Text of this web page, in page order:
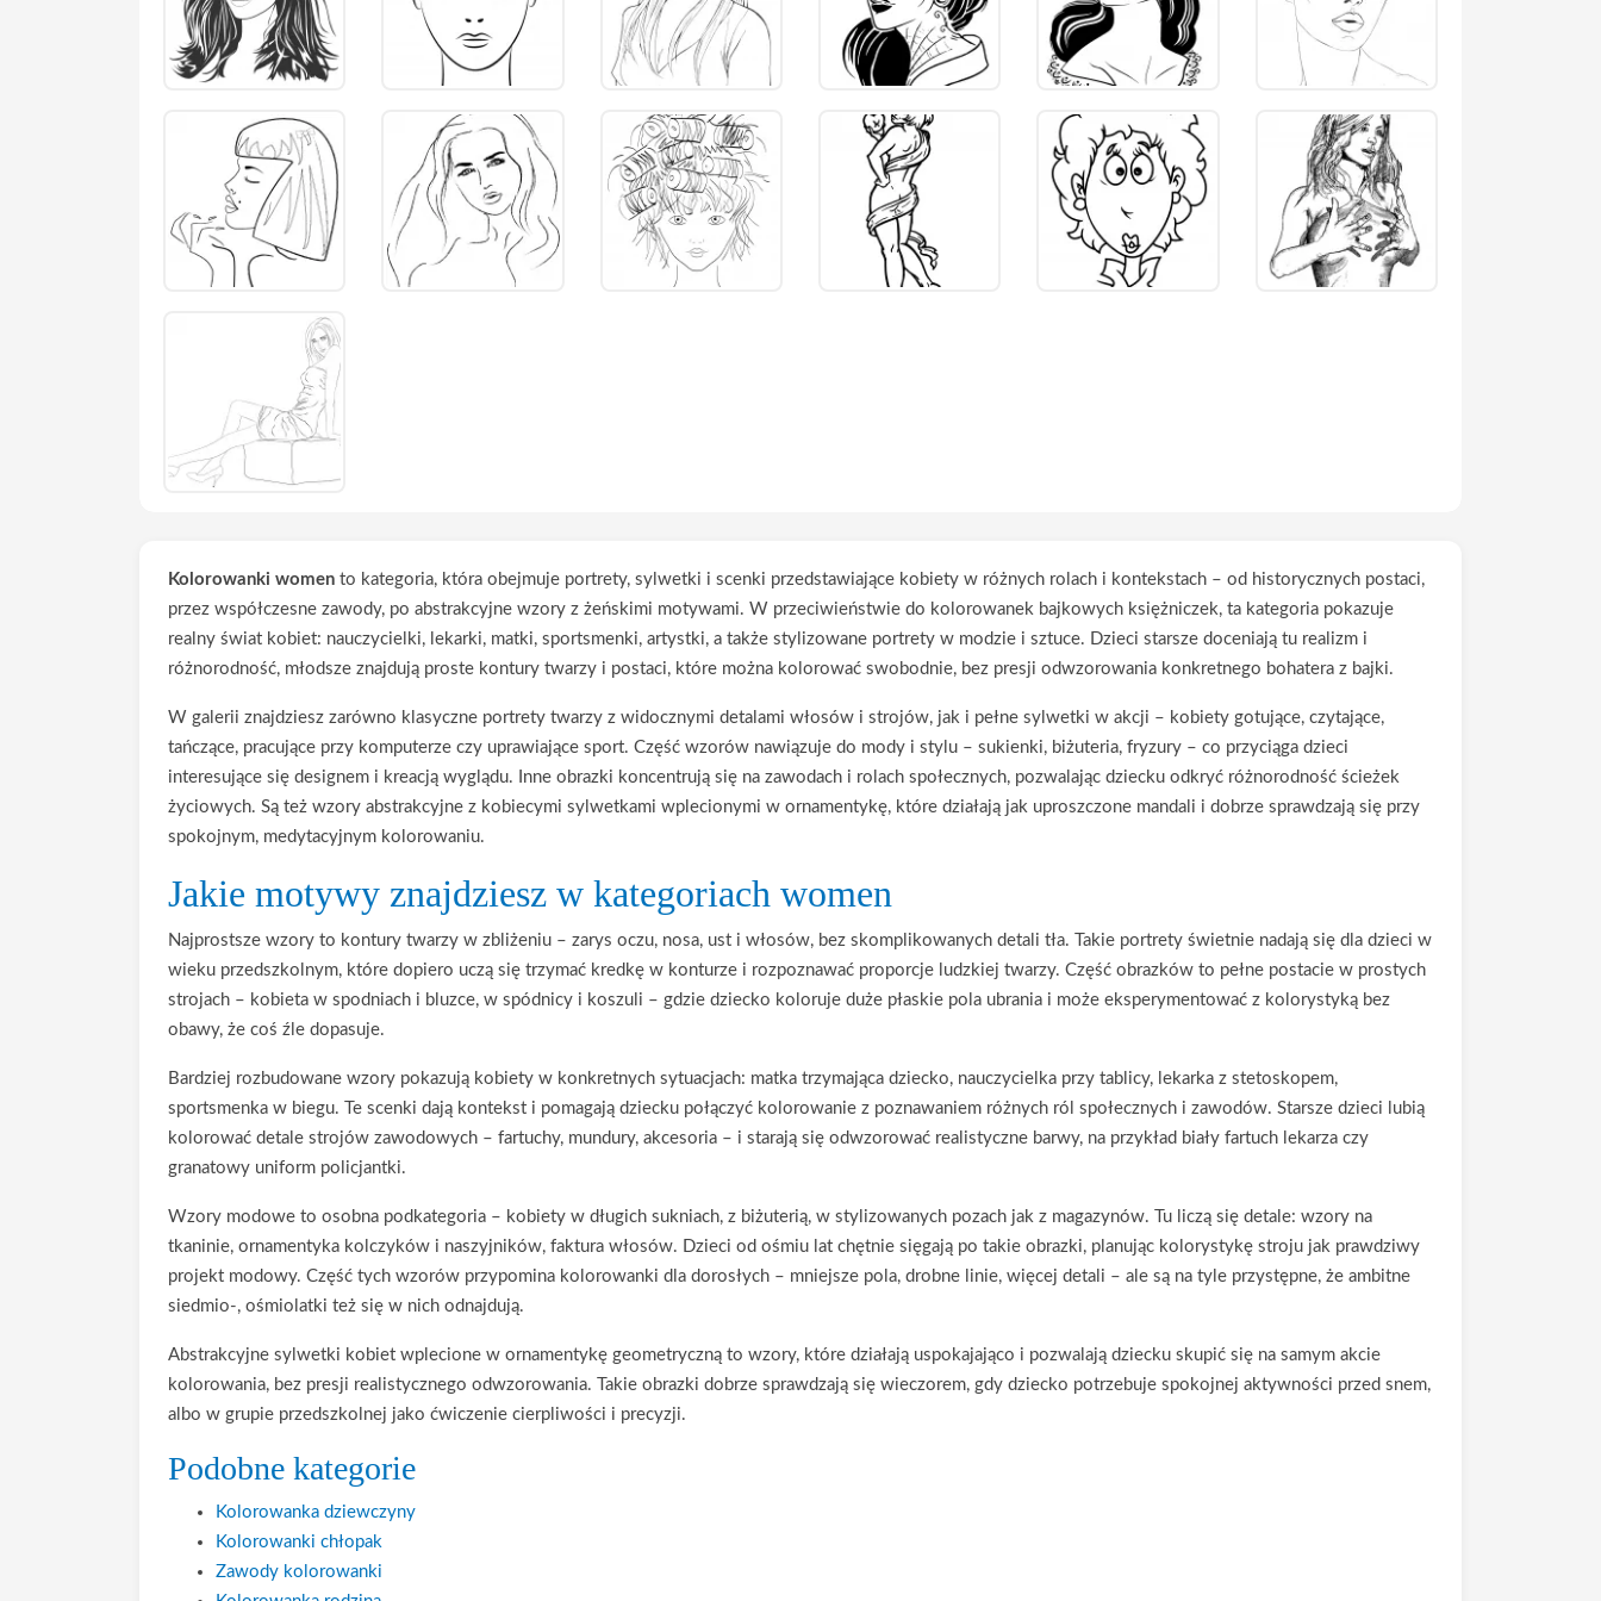
Kolorowanki women to kategoria, która obejmuje portrety, sylwetki i scenki przedstawiające kobiety w różnych rolach i kontekstach – od historycznych postaci,
przez współczesne zawody, po abstrakcyjne wzory z żeńskimi motywami. W przeciwieństwie do kolorowanek bajkowych księżniczek, ta kategoria pokazuje
realny świat kobiet: nauczycielki, lekarki, matki, sportsmenki, artystki, a także stylizowane portrety w modzie i sztuce. Dzieci starsze doceniają tu realizm i
różnorodność, młodsze znajdują proste kontury twarzy i postaci, które można kolorować swobodnie, bez presji odwzorowania konkretnego bohatera z bajki.
W galerii znajdziesz zarówno klasyczne portrety twarzy z widocznymi detalami włosów i strojów, jak i pełne sylwetki w akcji – kobiety gotujące, czytające,
tańczące, pracujące przy komputerze czy uprawiające sport. Część wzorów nawiązuje do mody i stylu – sukienki, biżuteria, fryzury – co przyciąga dzieci
interesujące się designem i kreacją wyglądu. Inne obrazki koncentrują się na zawodach i rolach społecznych, pozwalając dziecku odkryć różnorodność ścieżek
życiowych. Są też wzory abstrakcyjne z kobiecymi sylwetkami wplecionymi w ornamentykę, które działają jak uproszczone mandali i dobrze sprawdzają się przy
spokojnym, medytacyjnym kolorowaniu.
Jakie motywy znajdziesz w kategoriach women
Najprostsze wzory to kontury twarzy w zbliżeniu – zarys oczu, nosa, ust i włosów, bez skomplikowanych detali tła. Takie portrety świetnie nadają się dla dzieci w
wieku przedszkolnym, które dopiero uczą się trzymać kredkę w konturze i rozpoznawać proporcje ludzkiej twarzy. Część obrazków to pełne postacie w prostych
strojach – kobieta w spodniach i bluzce, w spódnicy i koszuli – gdzie dziecko koloruje duże płaskie pola ubrania i może eksperymentować z kolorystyką bez
obawy, że coś źle dopasuje.
Bardziej rozbudowane wzory pokazują kobiety w konkretnych sytuacjach: matka trzymająca dziecko, nauczycielka przy tablicy, lekarka z stetoskopem,
sportsmenka w biegu. Te scenki dają kontekst i pomagają dziecku połączyć kolorowanie z poznawaniem różnych ról społecznych i zawodów. Starsze dzieci lubią
kolorować detale strojów zawodowych – fartuchy, mundury, akcesoria – i starają się odwzorować realistyczne barwy, na przykład biały fartuch lekarza czy
granatowy uniform policjantki.
Wzory modowe to osobna podkategoria – kobiety w długich sukniach, z biżuterią, w stylizowanych pozach jak z magazynów. Tu liczą się detale: wzory na
tkaninie, ornamentyka kolczyków i naszyjników, faktura włosów. Dzieci od ośmiu lat chętnie sięgają po takie obrazki, planując kolorystykę stroju jak prawdziwy
projekt modowy. Część tych wzorów przypomina kolorowanki dla dorosłych – mniejsze pola, drobne linie, więcej detali – ale są na tyle przystępne, że ambitne
siedmio-, ośmiolatki też się w nich odnajdują.
Abstrakcyjne sylwetki kobiet wplecione w ornamentykę geometryczną to wzory, które działają uspokajająco i pozwalają dziecku skupić się na samym akcie
kolorowania, bez presji realistycznego odwzorowania. Takie obrazki dobrze sprawdzają się wieczorem, gdy dziecko potrzebuje spokojnej aktywności przed snem,
albo w grupie przedszkolnej jako ćwiczenie cierpliwości i precyzji.
Podobne kategorie
Kolorowanka dziewczyny
Kolorowanki chłopak
Zawody kolorowanki